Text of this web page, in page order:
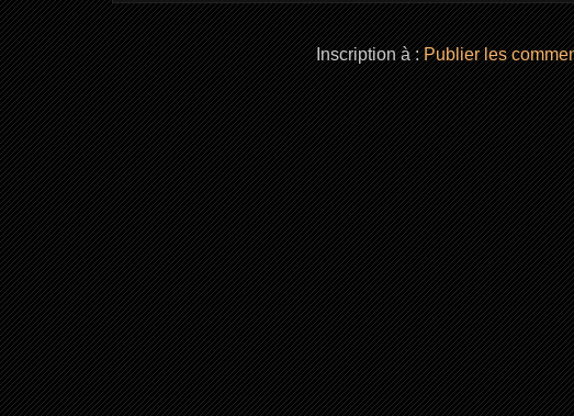
Inscription à :Publier les